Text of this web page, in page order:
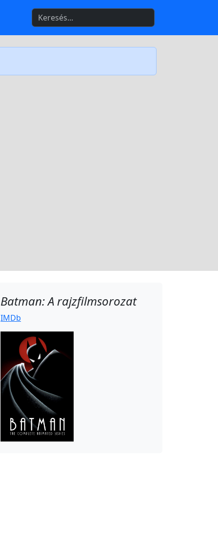
Batman: A rajzfilmsorozat
IMDb